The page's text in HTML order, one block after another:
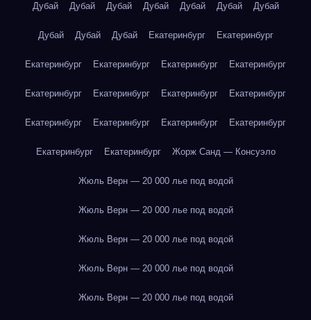
Дубай Дубай Дубай Дубай Дубай Дубай Дубай
Дубай Дубай Дубай Екатеринбург Екатеринбург
Екатеринбург Екатеринбург Екатеринбург Екатеринбург
Екатеринбург Екатеринбург Екатеринбург Екатеринбург
Екатеринбург Екатеринбург Екатеринбург Екатеринбург
Екатеринбург Екатеринбург Жорж Санд — Консуэло
Жюль Верн — 20 000 лье под водой
Жюль Верн — 20 000 лье под водой
Жюль Верн — 20 000 лье под водой
Жюль Верн — 20 000 лье под водой
Жюль Верн — 20 000 лье под водой